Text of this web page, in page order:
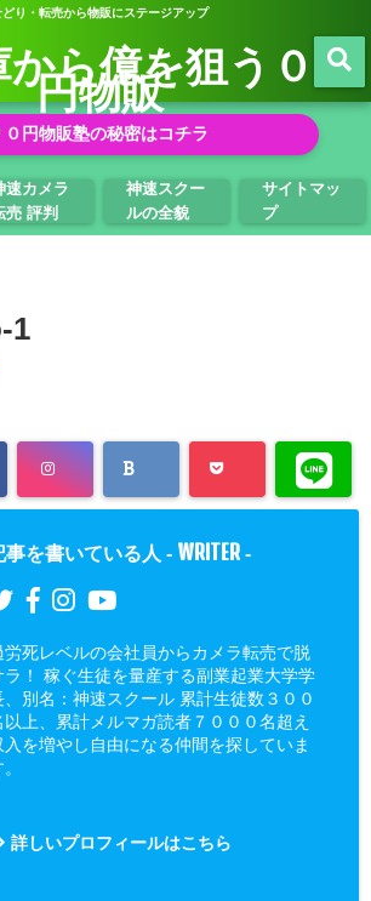
どり・転売から物販にステージアップ
ら億を狙う０
円物販
０円物販塾の秘密はコチラ
速カメラ
売 評判
神速スクー
ルの全貌
サイトマッ
プ
1
事を書いている人 - WRITER -
労死レベルの会社員からカメラ転売で脱
ラ！ 稼ぐ生徒を量産する副業起業大学学
、別名：神速スクール 累計生徒数３００
以上、累計メルマガ読者７０００名超え
入を増やし自由になる仲間を探していま
詳しいプロフィールはこちら